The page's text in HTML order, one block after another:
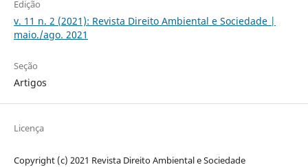
Edição
v. 11 n. 2 (2021): Revista Direito Ambiental e Sociedade |
maio./ago. 2021
Seção
Artigos
Licença
Copyright (c) 2021 Revista Direito Ambiental e Sociedade